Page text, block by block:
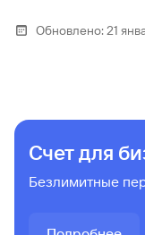
Обновлено:21
Счет для
Безлимитные